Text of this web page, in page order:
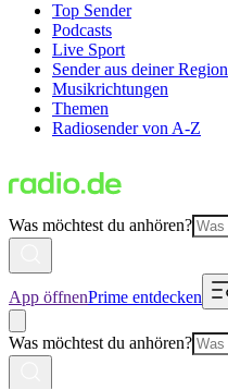
Top Sender
Podcasts
Live Sport
Sender aus deiner Region
Musikrichtungen
Themen
Radiosender von A-Z
Was möchtest du anhören?
App öffnenPrime entdecken
Was möchtest du anhören?